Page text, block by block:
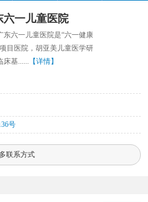
六一儿童医院
东六一儿童医院是“六一健康
目医院，胡亚美儿童医学研
床基...... 【详情】
号
联系方式